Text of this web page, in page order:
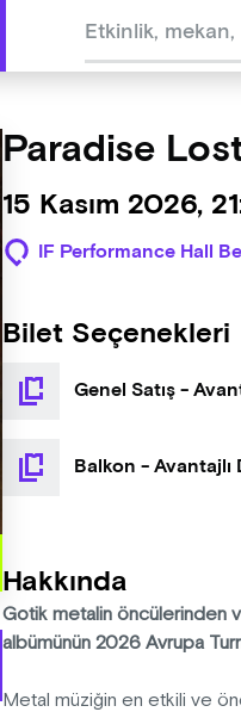
Paradise
15 Kasım 2026,
IF Performance Hall
Bilet Seçenekleri
Genel Satış -
Balkon - Avantajlı
Hakkında
Gotik metalin öncülerinden
albümünün 2026 Avrupa
Metal müziğin en etkili ve